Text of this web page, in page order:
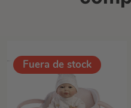
Fuera de stock